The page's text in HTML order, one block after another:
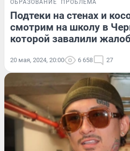
ОБРАЗОВАНИЕ ПРОБЛЕМА
Подтеки на стенах и
смотрим на школу в
которой завалили
20 мая, 2024, 20:00 6 658 27